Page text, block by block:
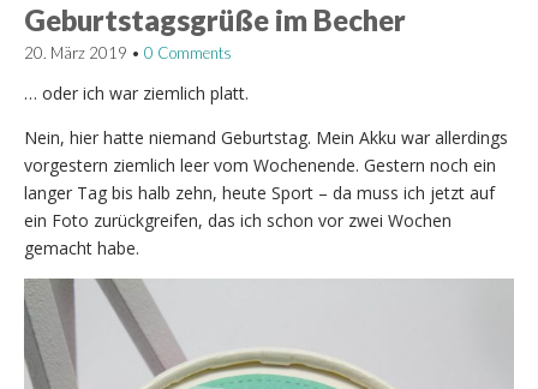
Geburtstagsgrüße im Becher
20. März 2019 • 0 Comments
… oder ich war ziemlich platt.
Nein, hier hatte niemand Geburtstag. Mein Akku war allerdings
vorgestern ziemlich leer vom Wochenende. Gestern noch ein
langer Tag bis halb zehn, heute Sport – da muss ich jetzt auf
ein Foto zurückgreifen, das ich schon vor zwei Wochen
gemacht habe.